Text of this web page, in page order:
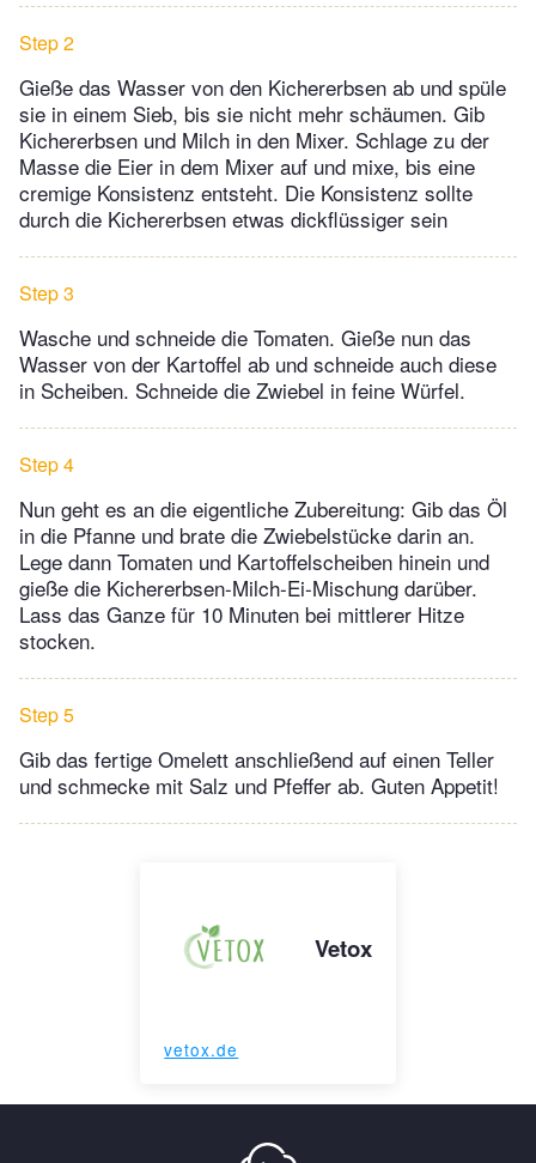
Step 2
Gieße das Wasser von den Kichererbsen ab und spüle
sie in einem Sieb, bis sie nicht mehr schäumen. Gib
Kichererbsen und Milch in den Mixer. Schlage zu der
Masse die Eier in dem Mixer auf und mixe, bis eine
cremige Konsistenz entsteht. Die Konsistenz sollte
durch die Kichererbsen etwas dickflüssiger sein
Step 3
Wasche und schneide die Tomaten. Gieße nun das
Wasser von der Kartoffel ab und schneide auch diese
in Scheiben. Schneide die Zwiebel in feine Würfel.
Step 4
Nun geht es an die eigentliche Zubereitung: Gib das Öl
in die Pfanne und brate die Zwiebelstücke darin an.
Lege dann Tomaten und Kartoffelscheiben hinein und
gieße die Kichererbsen-Milch-Ei-Mischung darüber.
Lass das Ganze für 10 Minuten bei mittlerer Hitze
stocken.
Step 5
Gib das fertige Omelett anschließend auf einen Teller
und schmecke mit Salz und Pfeffer ab. Guten Appetit!
Vetox
vetox.de